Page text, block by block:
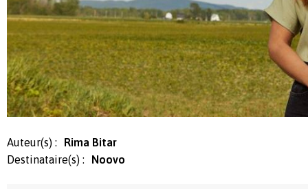
Auteur(s) :
Rima Bitar
Destinataire(s) :
Noovo